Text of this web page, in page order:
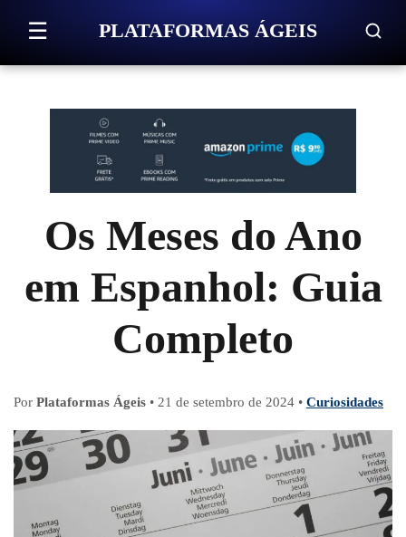
☰ PLATAFORMAS ÁGEIS
Os Meses do Ano
em Espanhol: Guia
Completo
Por Plataformas Ágeis • 21 de setembro de 2024 • Curiosidades